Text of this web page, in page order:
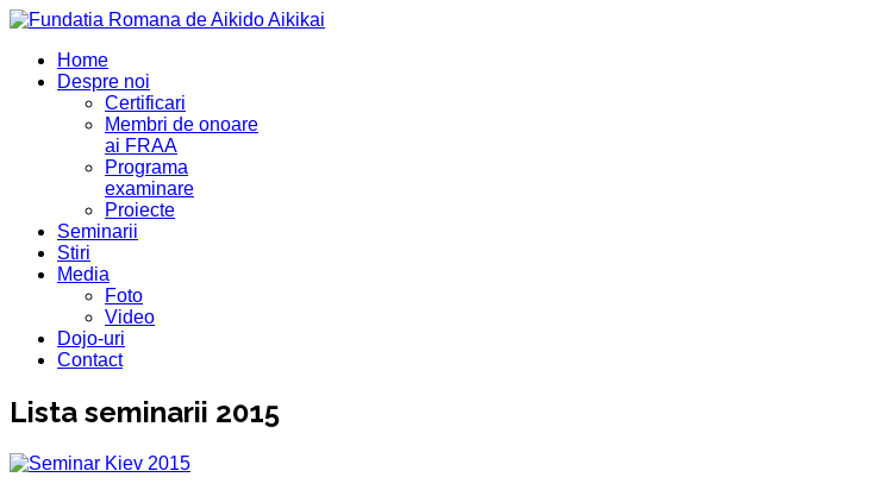
Home
Despre noi
Certificari
Membri de onoare
ai FRAA
Programa
examinare
Proiecte
Seminarii
Stiri
Media
Foto
Video
Dojo-uri
Contact
Lista seminarii 2015